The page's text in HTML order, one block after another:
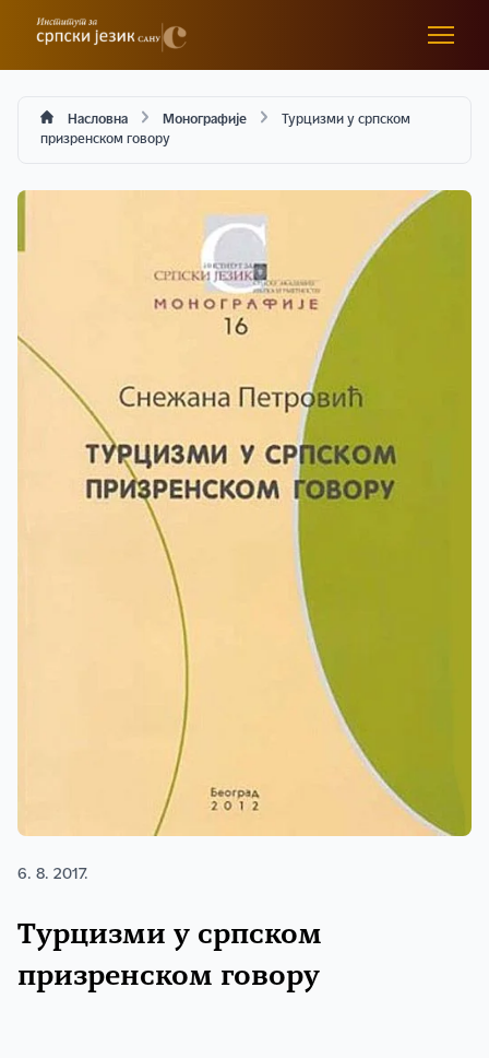
Насловна Монографије
Турцизми у српском
призренском говору
6. 8. 2017.
Турцизми у српском
призренском говору